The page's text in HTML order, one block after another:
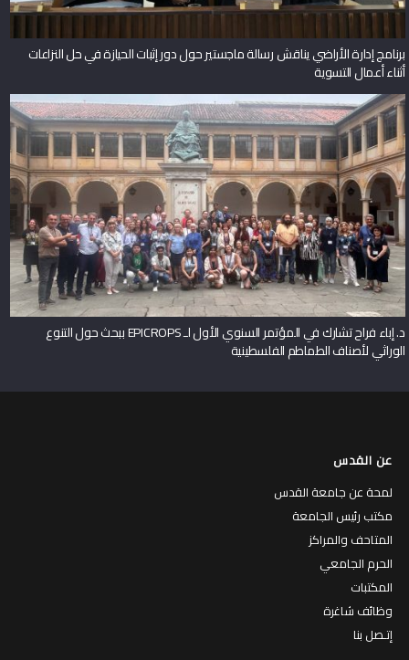
برنامج إدارة الأراضي يناقش رسالة ماجستير حول دور إثبات الحيازة في حل النزاعات
أثناء أعمال التسوية
د. إباء فراح تشارك في المؤتمر السنوي الأول لـ EPICROPS ببحث حول التنوع
الوراثي لأصناف الطماطم الفلسطينية
عن القدس
لمحة عن جامعة القدس
مكتب رئيس الجامعة
المتاحف والمراكز
الحرم الجامعي
المكتبات
وظائف شاغرة
إتـصل بنا